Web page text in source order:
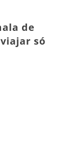
de
só